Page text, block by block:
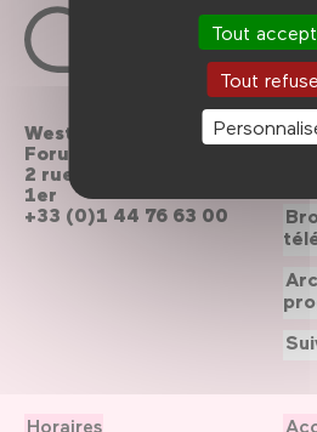
Tout
Tout
Westfield
Forum des Halles
2 rue du cinéma, Paris
1er
+33 (0)1 44 76 63 00
Horaires